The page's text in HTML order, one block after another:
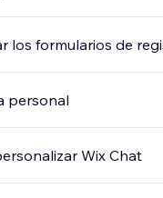
los formularios de
personal
Wix Chat